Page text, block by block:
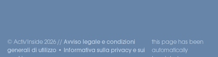
© Activ'Inside 2026 // Avviso legale e condizioni
generali di utilizzo • Informativa sulla privacy e sui
this page has been
automatically